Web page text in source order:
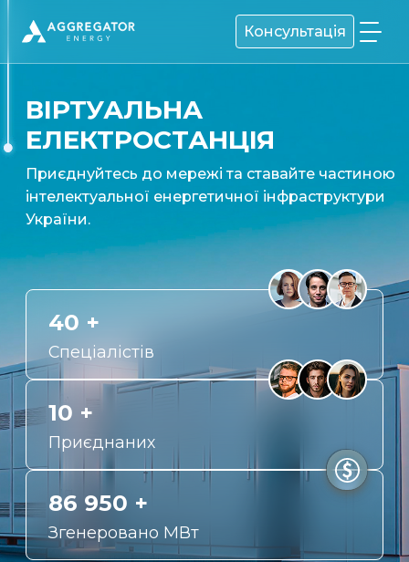
Консультація
ВІРТУАЛЬНА
ЕЛЕКТРОСТАНЦІЯ
Приєднуйтесь до мережі та ставайте частиною
інтелектуальної енергетичної інфраструктури
України.
40 +
Спеціалістів
10 +
Приєднаних
86 950 +
Згенеровано МВт